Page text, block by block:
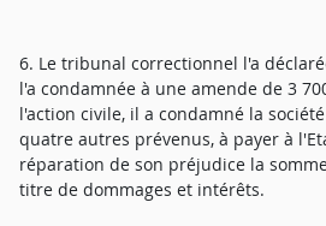
6. Le tribunal correctionnel l'a
l'a condamnée à une amende de 3
l'action civile, il a condamné la
quatre autres prévenus, à payer à
réparation de son préjudice la
titre de dommages et intérêts.